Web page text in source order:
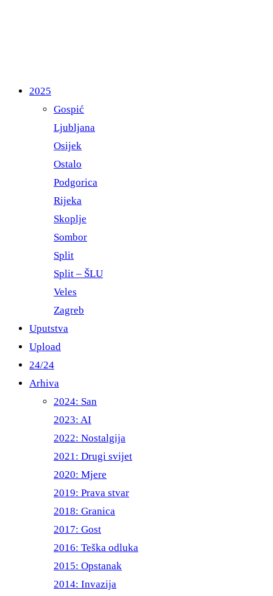
2025
Gospić
Ljubljana
Osijek
Ostalo
Podgorica
Rijeka
Skoplje
Sombor
Split
Split – ŠLU
Veles
Zagreb
Uputstva
Upload
24/24
Arhiva
2024: San
2023: AI
2022: Nostalgija
2021: Drugi svijet
2020: Mjere
2019: Prava stvar
2018: Granica
2017: Gost
2016: Teška odluka
2015: Opstanak
2014: Invazija